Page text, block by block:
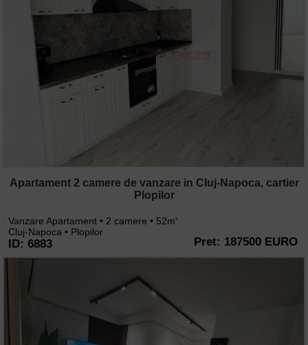
Apartament 2 camere de vanzare in Cluj-Napoca, cartier
Plopilor
Vanzare Apartament • 2 camere • 52m2
Cluj-Napoca • Plopilor
ID: 6883 Pret: 187500 EURO